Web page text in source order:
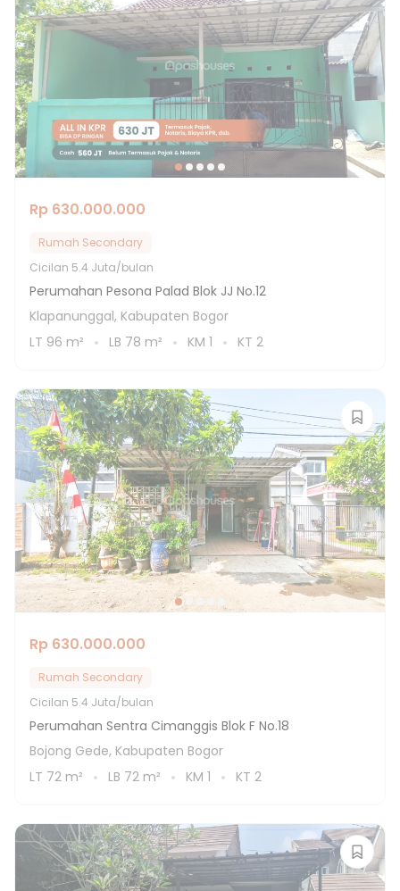
Rp 630.000.000
Rumah Secondary
Cicilan 5.4 Juta/bulan
Perumahan Pesona Palad Blok JJ No.12
Klapanunggal, Kabupaten Bogor
LT 96 m² LB 78 m² KM 1 KT 2
Rp 630.000.000
Rumah Secondary
Cicilan 5.4 Juta/bulan
Perumahan Sentra Cimanggis Blok F No.18
Bojong Gede, Kabupaten Bogor
LT 72 m² LB 72 m² KM 1 KT 2